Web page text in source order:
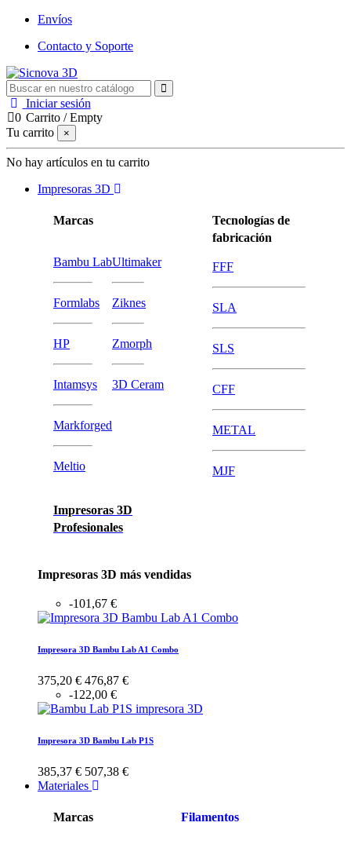
Envíos
Contacto y Soporte
Iniciar sesión
0 Carrito /Empty
Tu carrito
×
No hay artículos en tu carrito
Impresoras 3D
Marcas
Bambu Lab
Formlabs
HP
Intamsys
Markforged
Meltio
Ultimaker
Ziknes
Zmorph
3D Ceram
Impresoras 3D
Profesionales
Tecnologías de
fabricación
FFF
SLA
SLS
CFF
METAL
MJF
Impresoras 3D más vendidas
-101,67 €
Impresora 3D Bambu Lab A1 Combo
375,20 € 476,87 €
-122,00 €
Impresora 3D Bambu Lab P1S
385,37 € 507,38 €
Materiales
Marcas Filamentos